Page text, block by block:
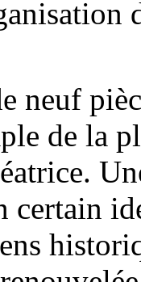
neuf
de la
certain